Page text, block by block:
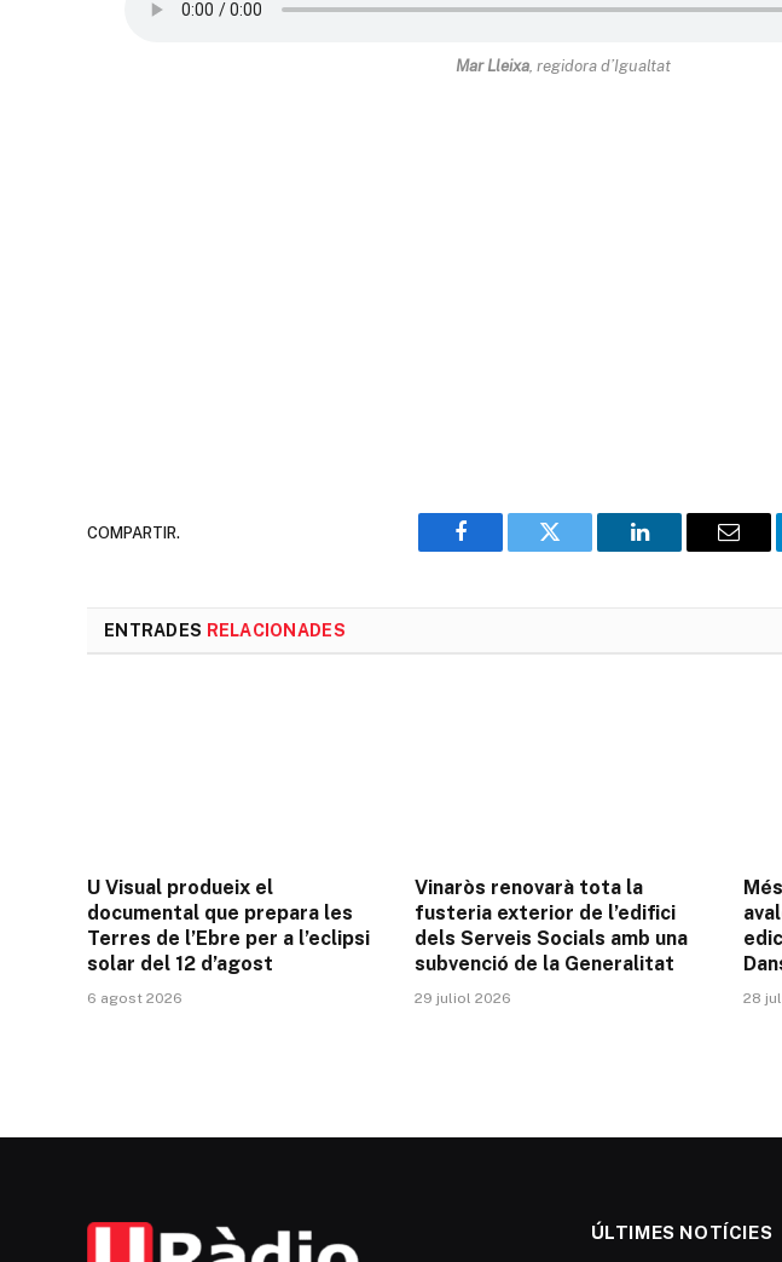
Mar Lleixa , regidora d’Igualtat
COMPARTIR.
Facebook Twitter LinkedIn Email
ENTRADES RELACIONADES
U Visual produeix el
documental que prepara les
Terres de l’Ebre per a l’eclipsi
solar del 12 d’agost
6 agost 2026
Vinaròs renovarà tota la
fusteria exterior de l’edifici
dels Serveis Socials amb una
subvenció de la Generalitat
29 juliol 2026 28
ÚLTIMES NOTÍCIES